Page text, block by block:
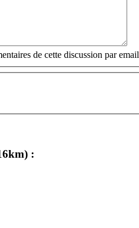
de cette discussion par email
: